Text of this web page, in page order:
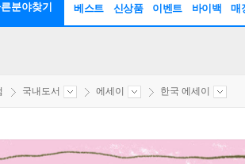
분야찾기 베스트 신상품 이벤트 바이백 매
국내도서 에세이 한국 에세이